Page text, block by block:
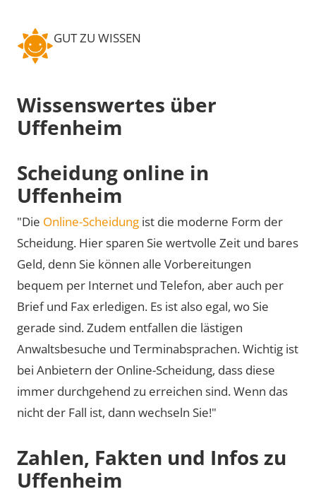
GUT ZU WISSEN
Wissenswertes über
Uffenheim
Scheidung online in
Uffenheim
"Die Online-Scheidung ist die moderne Form der
Scheidung. Hier sparen Sie wertvolle Zeit und bares
Geld, denn Sie können alle Vorbereitungen
bequem per Internet und Telefon, aber auch per
Brief und Fax erledigen. Es ist also egal, wo Sie
gerade sind. Zudem entfallen die lästigen
Anwaltsbesuche und Terminabsprachen. Wichtig ist
bei Anbietern der Online-Scheidung, dass diese
immer durchgehend zu erreichen sind. Wenn das
nicht der Fall ist, dann wechseln Sie!"
Zahlen, Fakten und Infos zu
Uffenheim